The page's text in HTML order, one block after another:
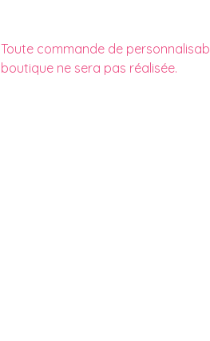
Toute commande de
boutique ne sera pas réalisée.